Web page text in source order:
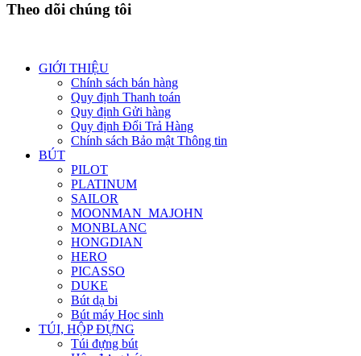
Theo dõi chúng tôi
GIỚI THIỆU
Chính sách bán hàng
Quy định Thanh toán
Quy định Gửi hàng
Quy định Đổi Trả Hàng
Chính sách Bảo mật Thông tin
BÚT
PILOT
PLATINUM
SAILOR
MOONMAN_MAJOHN
MONBLANC
HONGDIAN
HERO
PICASSO
DUKE
Bút dạ bi
Bút máy Học sinh
TÚI, HỘP ĐỰNG
Túi đựng bút